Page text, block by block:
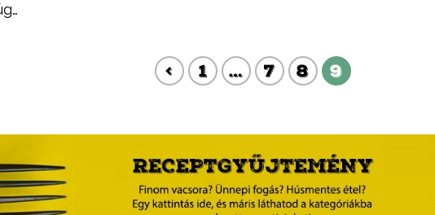
a
< 1 … 7 8 9